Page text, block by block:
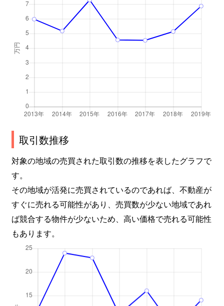
取引数推移
対象の地域の売買された取引数の推移を表したグラフで
す。
その地域が活発に売買されているのであれば、不動産が
すぐに売れる可能性があり、売買数が少ない地域であれ
ば競合する物件が少ないため、高い価格で売れる可能性
もあります。